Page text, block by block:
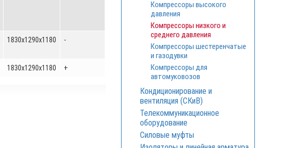
1830х1290х1180 -
1830х1290х1180 +
Компрессоры высокого
давления
Компрессоры низкого и
среднего давления
Компрессоры шестеренчатые
и газодувки
Компрессоры для
автомуковозов
Кондиционирование и
вентиляция (СКиВ)
Телекоммуникационное
оборудование
Силовые муфты